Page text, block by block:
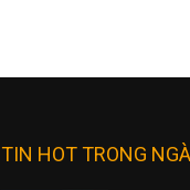
TIN HOT TRONG